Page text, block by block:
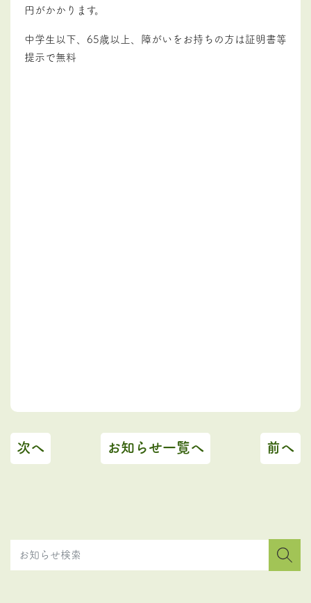
円がかかります。
中学生以下、65歳以上、障がいをお持ちの方は証明書等
提示で無料
次へ お知らせ一覧へ 前へ